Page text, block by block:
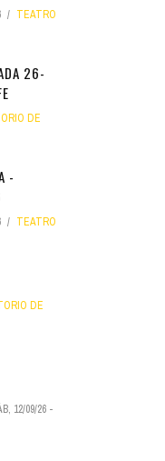
TEATRO
26-
DE
-
TEATRO
DE
12/09/26 -